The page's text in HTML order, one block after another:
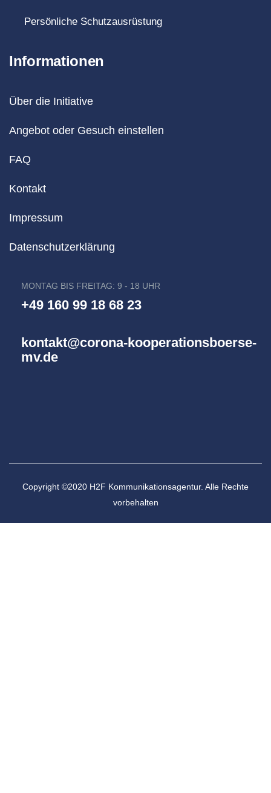
Persönliche Schutzausrüstung
Informationen
Über die Initiative
Angebot oder Gesuch einstellen
FAQ
Kontakt
Impressum
Datenschutzerklärung
MONTAG BIS FREITAG: 9 - 18 UHR
+49 160 99 18 68 23
kontakt@corona-kooperationsboerse-
mv.de
Copyright ©2020 H2F Kommunikationsagentur. Alle Rechte
vorbehalten